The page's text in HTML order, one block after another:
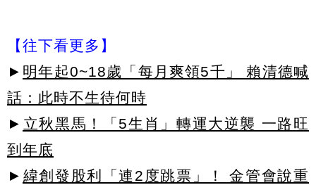
【往下看更多】
► 明年起0~18歲「每月爽領5千」 賴清德喊
話：此時不生待何時
► 立秋黑馬！「5生肖」轉運大逆襲 一路旺
到年底
► 緯創發股利「連2度跳票」！ 金管會說重